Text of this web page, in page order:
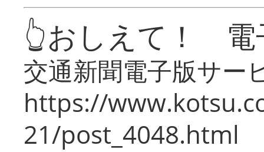
👆おしえて！ 電
交通新聞電子版サー
https://
21/post_4048.html